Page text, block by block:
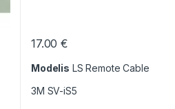
17.00€
Modelis LS Remote Cable
3M SV-iS5